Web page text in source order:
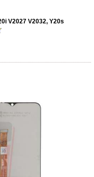
V2027 V2032, Y20s